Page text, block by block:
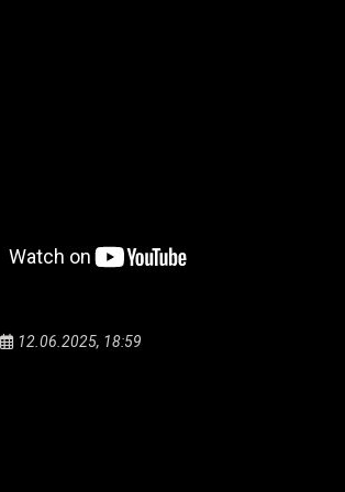
12.06.2025, 18:59